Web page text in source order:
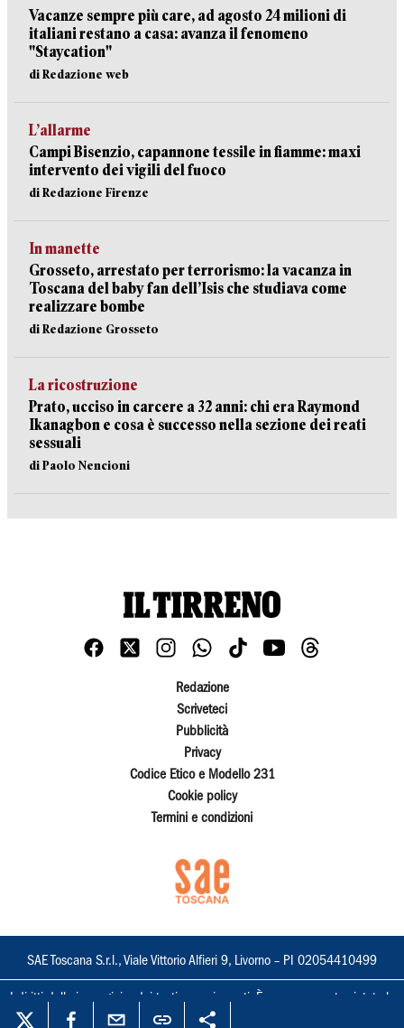
Vacanze sempre più care, ad agosto 24 milioni di
italiani restano a casa: avanza il fenomeno
"Staycation"
di Redazione web
L’allarme
Campi Bisenzio, capannone tessile in fiamme: maxi
intervento dei vigili del fuoco
di Redazione Firenze
In manette
Grosseto, arrestato per terrorismo: la vacanza in
Toscana del baby fan dell’Isis che studiava come
realizzare bombe
di Redazione Grosseto
La ricostruzione
Prato, ucciso in carcere a 32 anni: chi era Raymond
Ikanagbon e cosa è successo nella sezione dei reati
sessuali
di Paolo Nencioni
Redazione
Scriveteci
Pubblicità
Privacy
Codice Etico e Modello 231
Cookie policy
Termini e condizioni
SAE Toscana S.r.l., Viale Vittorio Alfieri 9, Livorno – PI 02054410499
I diritti delle immagini e dei testi sono riservati. È espressamente vietata la
loro riproduzione con qualsiasi mezzo e l'adattamento totale o parziale.